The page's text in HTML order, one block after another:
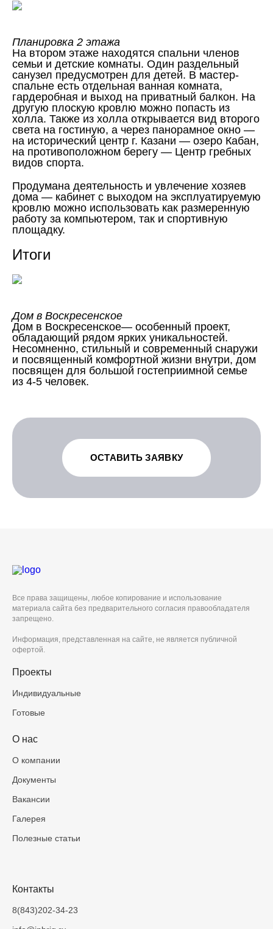
Планировка 2 этажа
На втором этаже находятся спальни членов
семьи и детские комнаты. Один раздельный
санузел предусмотрен для детей. В мастер-
спальне есть отдельная ванная комната,
гардеробная и выход на приватный балкон. На
другую плоскую кровлю можно попасть из
холла. Также из холла открывается вид второго
света на гостиную, а через панорамное окно —
на исторический центр г. Казани — озеро Кабан,
на противоположном берегу — Центр гребных
видов спорта.
Продумана деятельность и увлечение хозяев
дома — кабинет с выходом на эксплуатируемую
кровлю можно использовать как размеренную
работу за компьютером, так и спортивную
площадку.
Итоги
Дом в Воскресенское
Дом в Воскресенское— особенный проект,
обладающий рядом ярких уникальностей.
Несомненно, стильный и современный снаружи
и посвященный комфортной жизни внутри, дом
посвящен для большой гостеприимной семье
из 4-5 человек.
ОСТАВИТЬ ЗАЯВКУ
Все права защищены, любое копирование и использование
материала сайта без предварительного согласия правообладателя
запрещено.
Информация, представленная на сайте, не является публичной
офертой.
Проекты
Индивидуальные
Готовые
О нас
О компании
Документы
Вакансии
Галерея
Полезные статьи
Контакты
8(843)202-34-23